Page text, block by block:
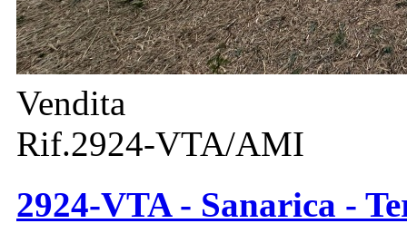
Vendita
Rif.2924-VTA/AMI
2924-VTA - Sanarica -